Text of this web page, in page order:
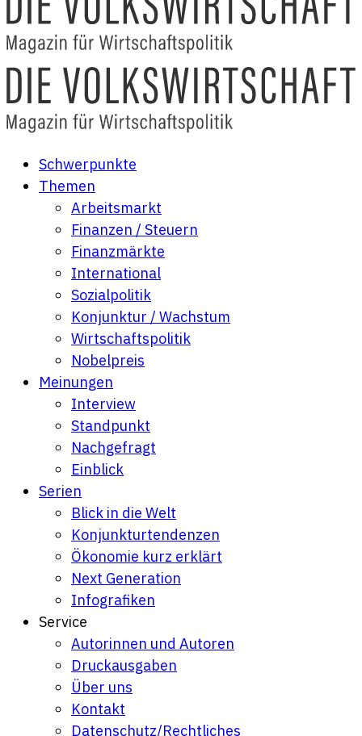
Schwerpunkte
Themen
Arbeitsmarkt
Finanzen / Steuern
Finanzmärkte
International
Sozialpolitik
Konjunktur / Wachstum
Wirtschaftspolitik
Nobelpreis
Meinungen
Interview
Standpunkt
Nachgefragt
Einblick
Serien
Blick in die Welt
Konjunkturtendenzen
Ökonomie kurz erklärt
Next Generation
Infografiken
Service
Autorinnen und Autoren
Druckausgaben
Über uns
Kontakt
Datenschutz/Rechtliches